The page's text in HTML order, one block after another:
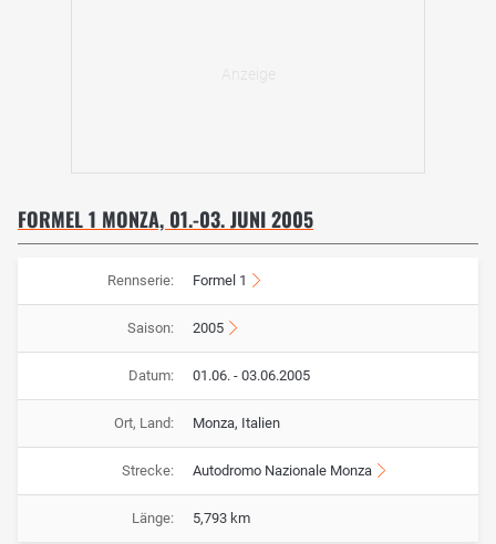
FORMEL 1 MONZA, 01.-03. JUNI 2005
Rennserie: Formel 1
Saison: 2005
Datum: 01.06. - 03.06.2005
Ort, Land: Monza, Italien
Strecke: Autodromo Nazionale Monza
Länge: 5,793 km